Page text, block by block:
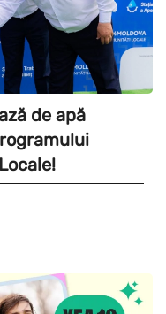
de apă